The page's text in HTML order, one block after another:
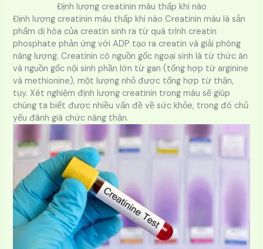
Định lượng creatinin máu thấp khi nào
Định lượng creatinin máu thấp khi nào Creatinin máu là sản
phẩm dị hóa của creatin sinh ra từ quá trình creatin
phosphate phản ứng với ADP tạo ra creatin và giải phóng
năng lượng. Creatinin có nguồn gốc ngoại sinh là từ thức ăn
và nguồn gốc nội sinh phần lớn từ gan (tổng hợp từ arginine
và methionine), một lượng nhỏ được tổng hợp từ thận,
tụy. Xét nghiệm định lượng creatinin trong máu sẽ giúp
chúng ta biết được nhiều vấn đề về sức khỏe, trong đó chủ
yếu đánh giá chức năng thận.